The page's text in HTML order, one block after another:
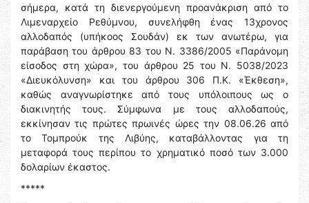
σήμερα, κατά τη διενεργούμενη προανάκριση από το
Λιμεναρχείο Ρεθύμνου, συνελήφθη ένας 13χρονος
αλλοδαπός (υπήκοος Σουδάν) εκ των ανωτέρω, για
παράβαση του άρθρου 83 του Ν. 3386/2005 «Παράνομη
είσοδος στη χώρα», του άρθρου 25 του Ν. 5038/2023
«Διευκόλυνση» και του άρθρου 306 Π.Κ. «Έκθεση»,
καθώς αναγνωρίστηκε από τους υπόλοιπους ως ο
διακινητής τους. Σύμφωνα με τους αλλοδαπούς,
εκκίνησαν τις πρώτες πρωινές ώρες την 08.06.26 από
το Τομπρούκ της Λιβύης, καταβάλλοντας για τη
μεταφορά τους περίπου το χρηματικό ποσό των 3.000
δολαρίων έκαστος.
*****